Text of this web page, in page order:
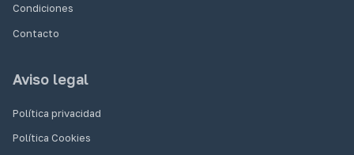
Condiciones
Contacto
Aviso legal
Política privacidad
Política Cookies